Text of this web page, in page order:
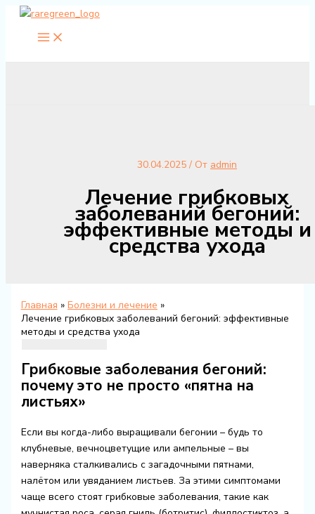
Перейти
содержимому
30.04.2025 / От admin
Лечение грибковых
заболеваний бегоний:
эффективные методы и
средства ухода
Главная
Болезни и лечение
Лечение грибковых заболеваний бегоний: эффективные
методы и средства ухода
Грибковые заболевания бегоний:
почему это не просто «пятна на
листьях»
Если вы когда-либо выращивали бегонии – будь то
клубневые, вечноцветущие или ампельные – вы
наверняка сталкивались с загадочными пятнами,
налётом или увяданием листьев. За этими симптомами
чаще всего стоят грибковые заболевания, такие как